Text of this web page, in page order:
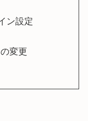
ン設定
変更